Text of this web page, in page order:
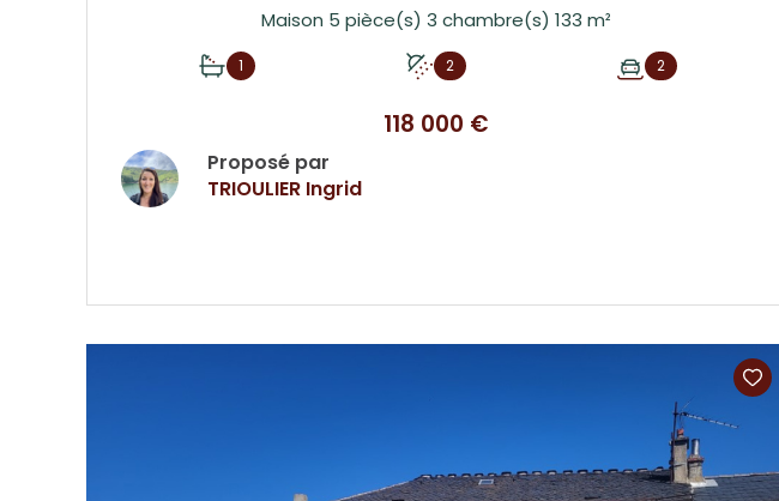
Maison 5 pièce(s) 3 chambre(s) 133 m²
1 2 2
118 000 €
Proposé par
TRIOULIER Ingrid